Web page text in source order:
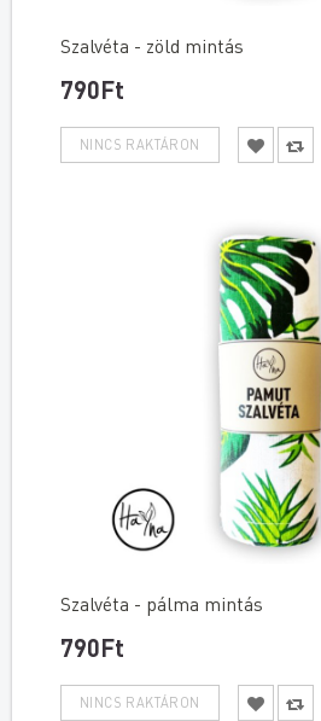
Szalvéta - zöld mintás
790Ft
Szalvéta - pálma mintás
790Ft